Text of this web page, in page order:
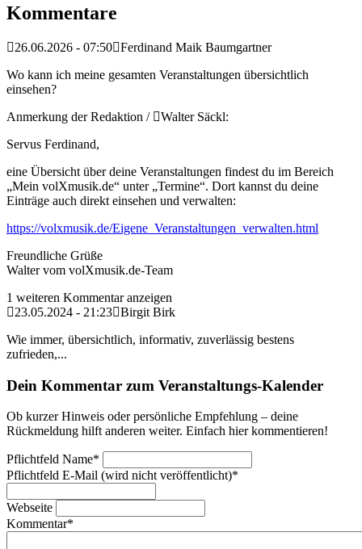
Kommentare
26.06.2026 - 07:50 Ferdinand Maik Baumgartner
Wo kann ich meine gesamten Veranstaltungen übersichtlich
einsehen?
Anmerkung der Redaktion /
Walter Säckl:
Servus Ferdinand,
eine Übersicht über deine Veranstaltungen findest du im Bereich
„Mein volXmusik.de“ unter „Termine“. Dort kannst du deine
Einträge auch direkt einsehen und verwalten:
https://volxmusik.de/Eigene_Veranstaltungen_verwalten.html
Freundliche Grüße
Walter vom volXmusik.de-Team
1 weiteren Kommentar anzeigen
23.05.2024 - 21:23 Birgit Birk
Wie immer, übersichtlich, informativ, zuverlässig bestens
zufrieden,...
Dein Kommentar zum Veranstaltungs-Kalender
Ob kurzer Hinweis oder persönliche Empfehlung – deine
Rückmeldung hilft anderen weiter. Einfach hier kommentieren!
Pflichtfeld Name*
Pflichtfeld E-Mail (wird nicht veröffentlicht)*
Webseite
Kommentar*